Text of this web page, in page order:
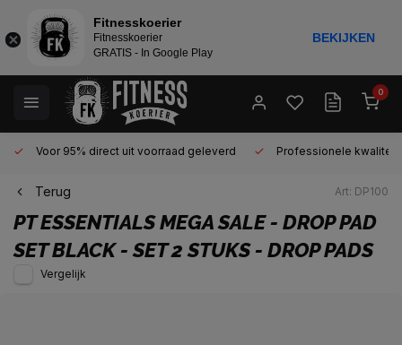
0
Voor 95% direct uit voorraad geleverd Professionele kwaliteit
Terug Art: DP100
PT ESSENTIALSMEGA SALE - DROP PAD
SET BLACK - SET 2 STUKS - DROP PADS
Vergelijk
Fitnesskoerier
Fitnesskoerier
GRATIS - In Google Play
BEKIJKEN